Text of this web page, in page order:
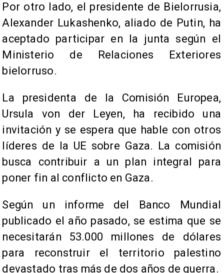
Por otro lado, el presidente de Bielorrusia,
Alexander Lukashenko, aliado de Putin, ha
aceptado participar en la junta según el
Ministerio de Relaciones Exteriores
bielorruso.
La presidenta de la Comisión Europea,
Ursula von der Leyen, ha recibido una
invitación y se espera que hable con otros
líderes de la UE sobre Gaza. La comisión
busca contribuir a un plan integral para
poner fin al conflicto en Gaza.
Según un informe del Banco Mundial
publicado el año pasado, se estima que se
necesitarán 53.000 millones de dólares
para reconstruir el territorio palestino
devastado tras más de dos años de guerra.